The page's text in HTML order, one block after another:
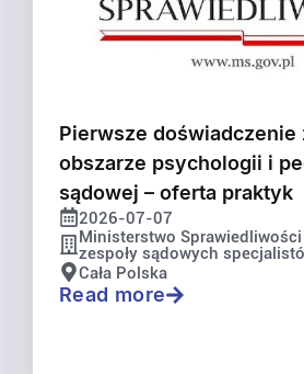
Pierwsze doświadczenie
obszarze psychologii i
sądowej – oferta praktyk
2026-07-07
Ministerstwo
zespoły sądowych
Cała Polska
Read more